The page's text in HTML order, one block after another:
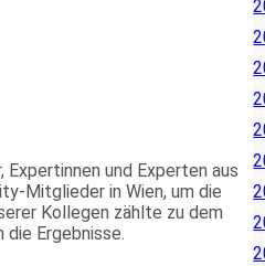
und Experten aus
Mitglieder in Wien, um die
Kollegen zählte zu dem
die Ergebnisse.